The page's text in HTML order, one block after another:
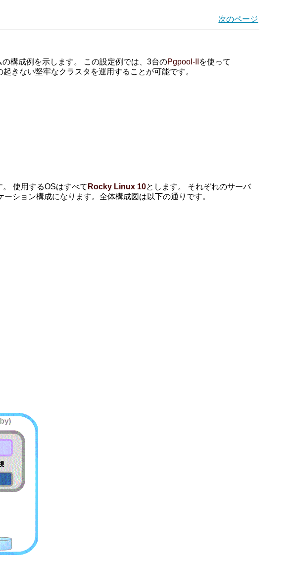
次のページ
構成例を示します。 この設定例では、3台のPgpool-II を使って
きない堅牢なクラスタを運用することが可能です。
。 使用するOSはすべて Rocky Linux 10とします。 それぞれのサーバ
ーション構成になります。全体構成図は以下の通りです。